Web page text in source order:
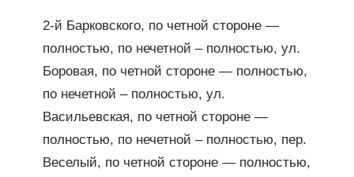
2-й Барковского, по четной стороне —
полностью, по нечетной – полностью, ул.
Боровая, по четной стороне — полностью,
по нечетной – полностью, ул.
Васильевская, по четной стороне —
полностью, по нечетной – полностью, пер.
Веселый, по четной стороне — полностью,